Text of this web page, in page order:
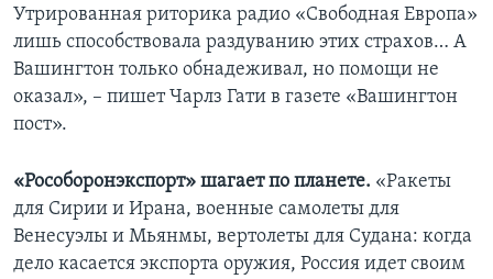
Утрированная риторика радио «Свободная Европа»
лишь способствовала раздуванию этих страхов… А
Вашингтон только обнадеживал, но помощи не
оказал», – пишет Чарлз Гати в газете «Вашингтон
пост».
«Рособоронэкспорт» шагает по планете. «Ракеты
для Сирии и Ирана, военные самолеты для
Венесуэлы и Мьянмы, вертолеты для Судана: когда
дело касается экспорта оружия, Россия идет своим